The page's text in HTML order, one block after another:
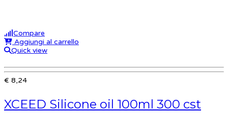
Compare
Aggiungi al carrello
Quick view
€ 8,24
XCEED Silicone oil 100ml 300 cst